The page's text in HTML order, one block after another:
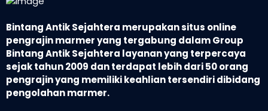
Bintang Antik Sejahtera merupakan situs online
pengrajin marmer yang tergabung dalam Group
Bintang Antik Sejahtera layanan yang terpercaya
sejak tahun 2009 dan terdapat lebih dari 50 orang
pengrajin yang memiliki keahlian tersendiri dibidang
pengolahan marmer.